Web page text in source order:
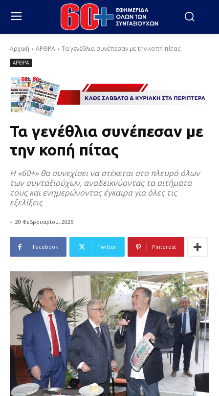
Αρχική ΑΡΘΡΑ Τα γενέθλια συνέπεσαν με την κοπή πίτας
ΑΡΘΡΑ
Τα γενέθλια συνέπεσαν με
την κοπή πίτας
Η «60+» θα συνεχίσει να στέκεται στο πλευρό όλων
των συνταξιούχων, αναδεικνύοντας τα αιτήματα
τους και ενημερώνοντας έγκαιρα για όλες τις
εξελίξεις
- 20 Φεβρουαρίου, 2025
Facebook Twitter Pinterest